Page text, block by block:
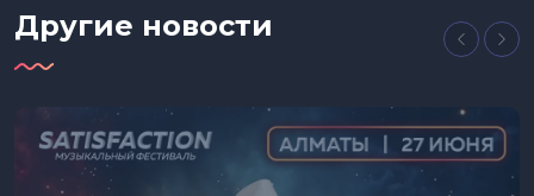
Другие новости